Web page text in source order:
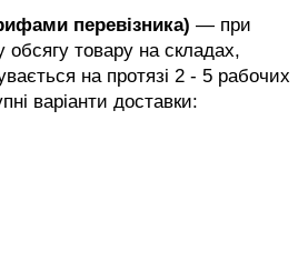
перевізника) — при
обсягу товару на складах,
на протязі 2 - 5 рабочих
варіанти доставки: